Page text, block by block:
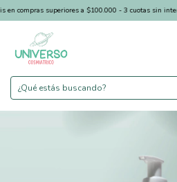
compras superiores a $100.000 - 3 cuotas sin interes